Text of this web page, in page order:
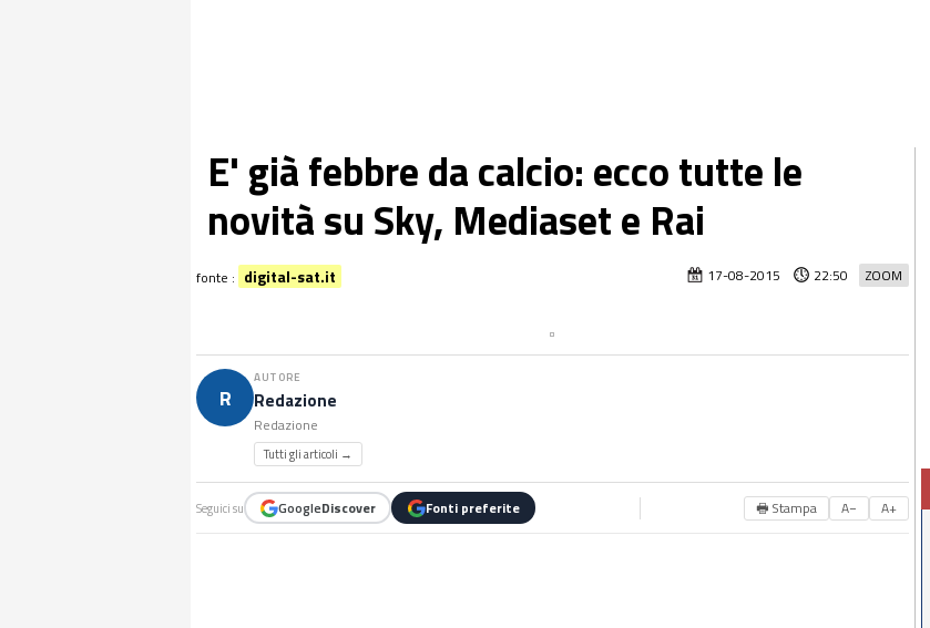
E' già febbre da calcio: ecco tutte le
novità su Sky, Mediaset e Rai
ZOOM
17-08-2015 22:50
fonte : digital-sat.it
R
AUTORE
Redazione
Redazione
Tutti gli articoli →
Seguici su GoogleDiscover Fonti preferite 🖶 Stampa A− A+